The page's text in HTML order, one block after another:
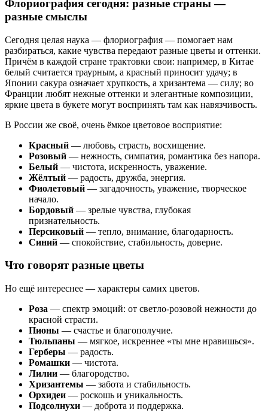
Флориография сегодня: разные страны —
разные смыслы
Сегодня целая наука — флориография — помогает нам
разбираться, какие чувства передают разные цветы и оттенки.
Причём в каждой стране трактовки свои: например, в Китае
белый считается траурным, а красный приносит удачу; в
Японии сакура означает хрупкость, а хризантема — силу; во
Франции любят нежные оттенки и элегантные композиции,
яркие цвета в букете могут воспринять там как навязчивость.
В России же своё, очень ёмкое цветовое восприятие:
Красный — любовь, страсть, восхищение.
Розовый — нежность, симпатия, романтика без напора.
Белый — чистота, искренность, уважение.
Жёлтый — радость, дружба, энергия.
Фиолетовый — загадочность, уважение, творческое
начало.
Бордовый — зрелые чувства, глубокая
признательность.
Персиковый — тепло, внимание, благодарность.
Синий — спокойствие, стабильность, доверие.
Что говорят разные цветы
Но ещё интереснее — характеры самих цветов.
Роза — спектр эмоций: от светло-розовой нежности до
красной страсти.
Пионы — счастье и благополучие.
Тюльпаны — мягкое, искреннее «ты мне нравишься».
Герберы — радость.
Ромашки — чистота.
Лилии — благородство.
Хризантемы — забота и стабильность.
Орхидеи — роскошь и уникальность.
Подсолнухи — доброта и поддержка.